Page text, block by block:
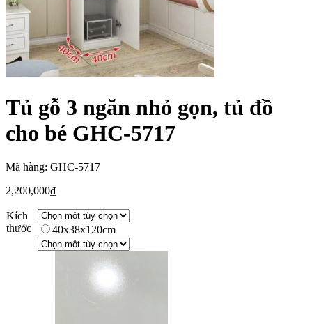
Tủ gỗ 3 ngăn nhỏ gọn, tủ đồ
cho bé GHC-5717
Mã hàng: GHC-5717
2,200,000₫
Kích
thước
40x38x120cm